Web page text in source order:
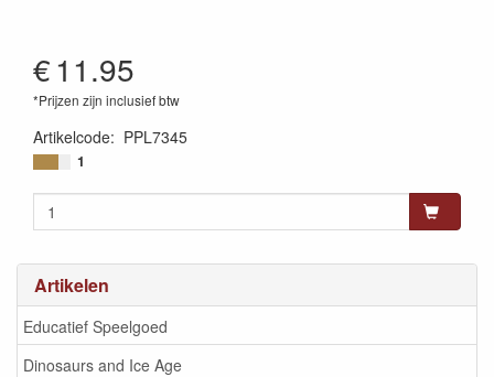
Artikelen
Educatief Speelgoed
Dinosaurs and Ice Age
€11.95
*Prijzen zijn inclusief btw
Artikelcode: PPL7345
5060030662604
1